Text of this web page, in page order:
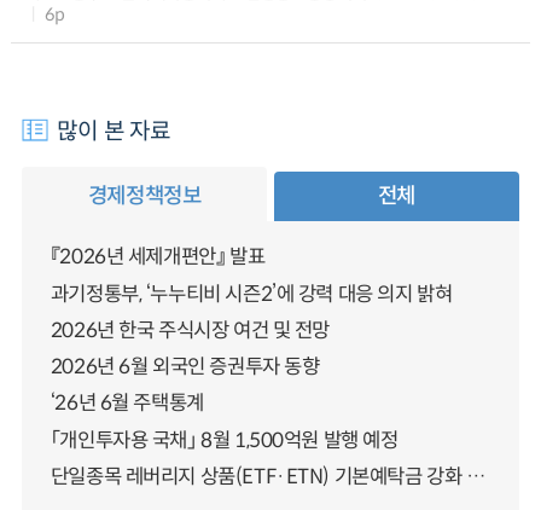
6p
많이 본 자료
경제정책정보 전체
『2026년 세제개편안』 발표
과기정통부, ‘누누티비 시즌2’에 강력 대응 의지 밝혀
2026년 한국 주식시장 여건 및 전망
2026년 6월 외국인 증권투자 동향
‘26년 6월 주택통계
「개인투자용 국채」 8월 1,500억원 발행 예정
단일종목 레버리지 상품(ETF·ETN) 기본예탁금 강화 조기시행 방안 안내